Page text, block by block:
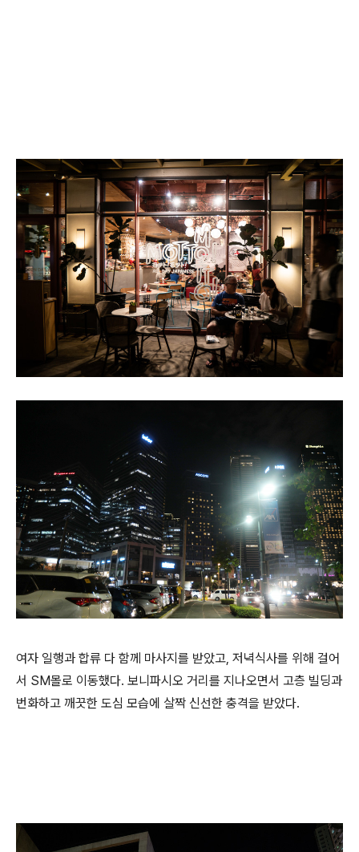
여자 일행과 합류 다 함께 마사지를 받았고, 저녁식사를 위해 걸어
서 SM몰로 이동했다. 보니파시오 거리를 지나오면서 고층 빌딩과
번화하고 깨끗한 도심 모습에 살짝 신선한 충격을 받았다.